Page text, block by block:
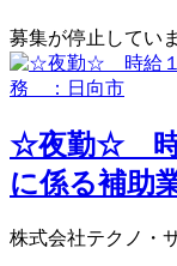
募集が停止してい
☆夜勤☆ 時
に係る補助
株式会社テクノ・